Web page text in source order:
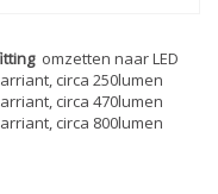
omzetten naar LED
circa 250lumen
circa 470lumen
circa 800lumen